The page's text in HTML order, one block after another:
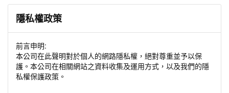
隱私權政策
前言申明:
本公司在此聲明對於個人的網路隱私權，絕對尊重並予以保
護。本公司在相關網站之資料收集及運用方式，以及我們的隱
私權保護政策。